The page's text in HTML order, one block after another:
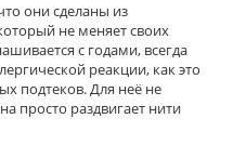
они сделаны из
не меняет своих
с годами, всегда
реакции, как это
подтеков. Для неё не
просто раздвигает нити